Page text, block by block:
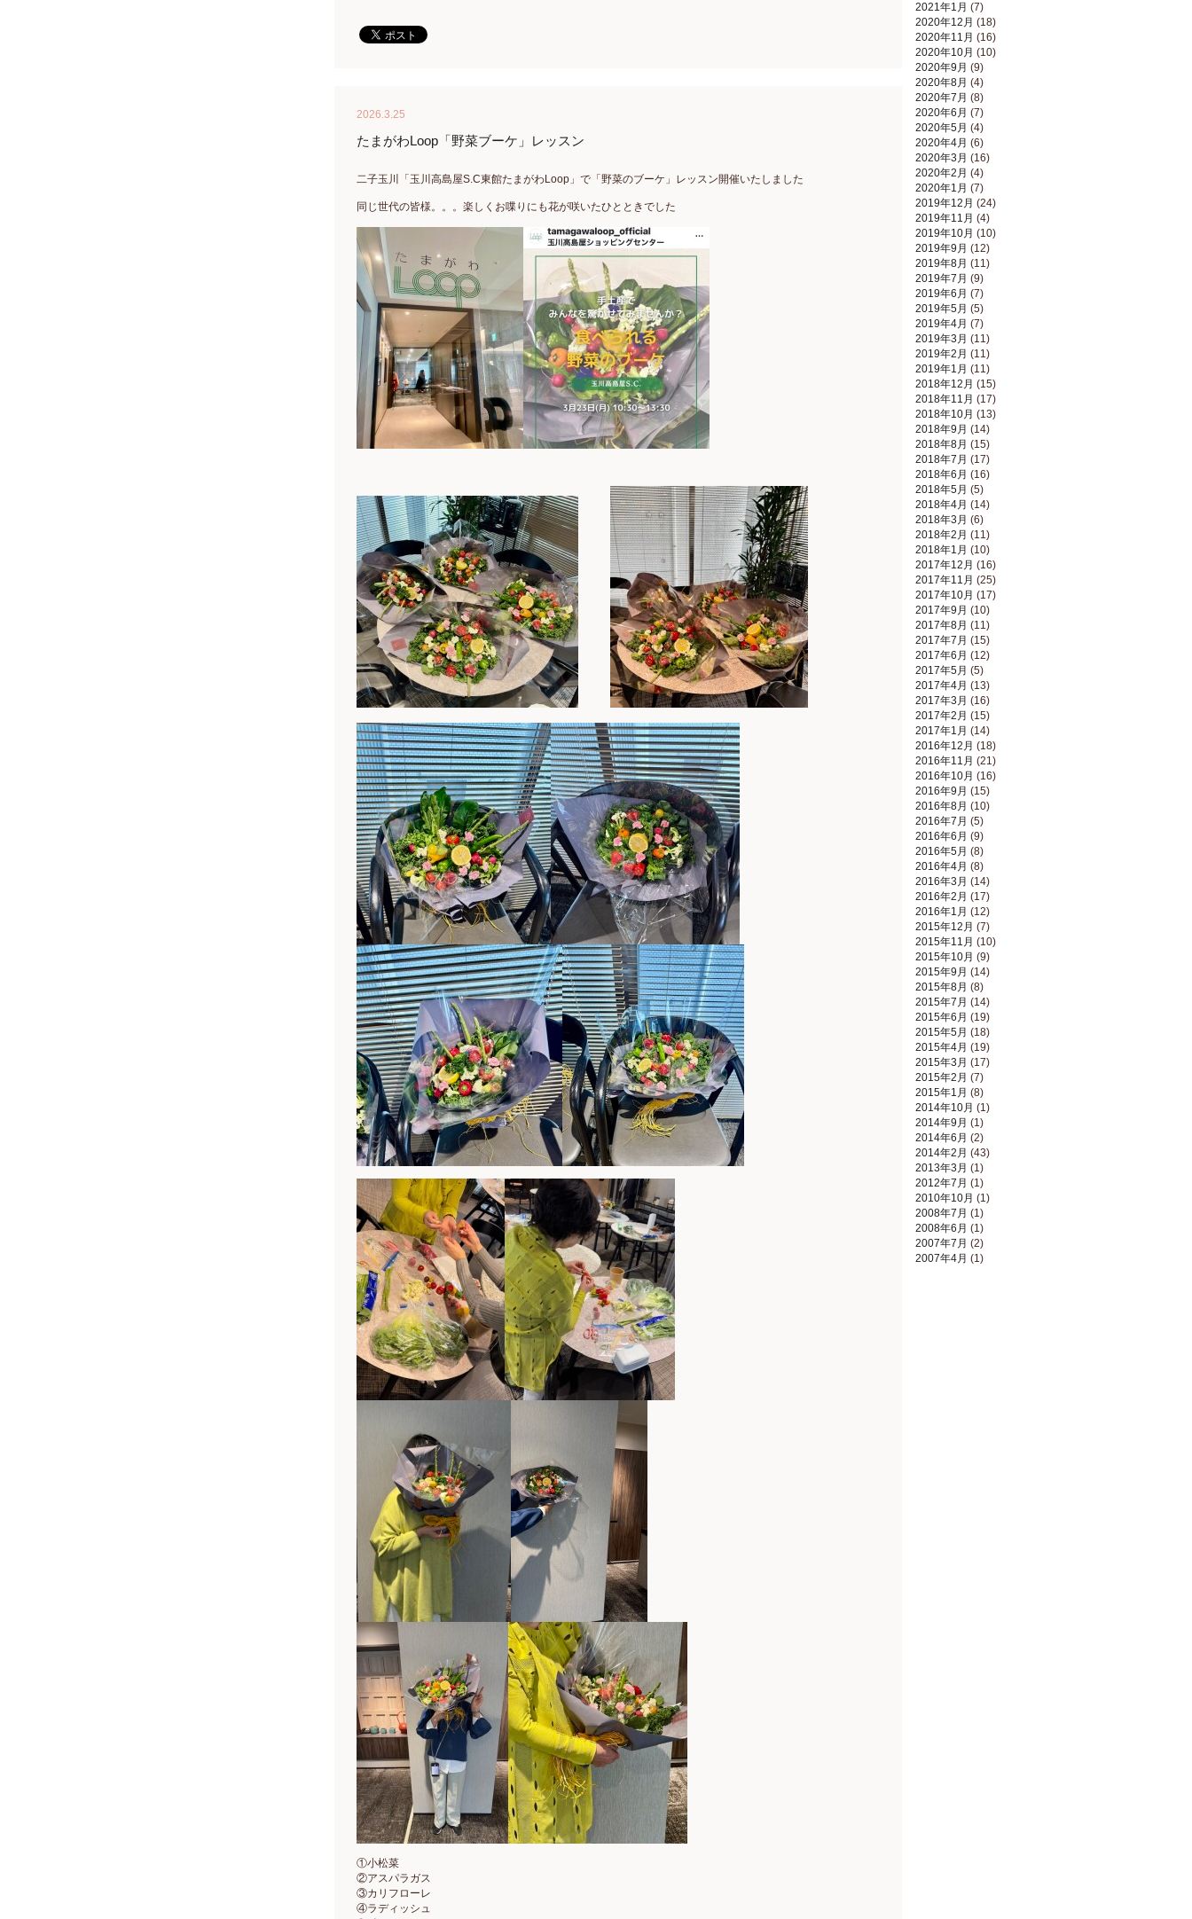
2021年1月 (7)
2020年12月 (18)
2020年11月 (16)
2020年10月 (10)
2020年9月 (9)
2020年8月 (4)
2020年7月 (8)
2020年6月 (7)
2020年5月 (4)
2020年4月 (6)
2020年3月 (16)
2020年2月 (4)
2020年1月 (7)
2019年12月 (24)
2019年11月 (4)
2019年10月 (10)
2019年9月 (12)
2019年8月 (11)
2019年7月 (9)
2019年6月 (7)
2019年5月 (5)
2019年4月 (7)
2019年3月 (11)
2019年2月 (11)
2019年1月 (11)
2018年12月 (15)
2018年11月 (17)
2018年10月 (13)
2018年9月 (14)
2018年8月 (15)
2018年7月 (17)
2018年6月 (16)
2018年5月 (5)
2018年4月 (14)
2018年3月 (6)
2018年2月 (11)
2018年1月 (10)
2017年12月 (16)
2017年11月 (25)
2017年10月 (17)
2017年9月 (10)
2017年8月 (11)
2017年7月 (15)
2017年6月 (12)
2017年5月 (5)
2017年4月 (13)
2017年3月 (16)
2017年2月 (15)
2017年1月 (14)
2016年12月 (18)
2016年11月 (21)
2016年10月 (16)
2016年9月 (15)
2016年8月 (10)
2016年7月 (5)
2016年6月 (9)
2016年5月 (8)
2016年4月 (8)
2016年3月 (14)
2016年2月 (17)
2016年1月 (12)
2015年12月 (7)
2015年11月 (10)
2015年10月 (9)
2015年9月 (14)
2015年8月 (8)
2015年7月 (14)
2015年6月 (19)
2015年5月 (18)
2015年4月 (19)
2015年3月 (17)
2015年2月 (7)
2015年1月 (8)
2014年10月 (1)
2014年9月 (1)
2014年6月 (2)
2014年2月 (43)
2013年3月 (1)
2012年7月 (1)
2010年10月 (1)
2008年7月 (1)
2008年6月 (1)
2007年7月 (2)
2007年4月 (1)
2026.3.25
たまがわLoop「野菜ブーケ」レッスン
二子玉川「玉川高島屋S.C東館たまがわLoop」で「野菜のブーケ」レッスン開催いたしました
同じ世代の皆様。。。楽しくお喋りにも花が咲いたひとときでした
①小松菜
②アスパラガス
③カリフローレ
④ラディッシュ